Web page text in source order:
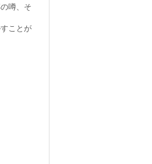
噂、そ
ことが